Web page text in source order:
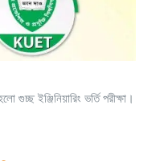
ইঞ্জিনিয়ারিং ভর্তি পরীক্ষা।